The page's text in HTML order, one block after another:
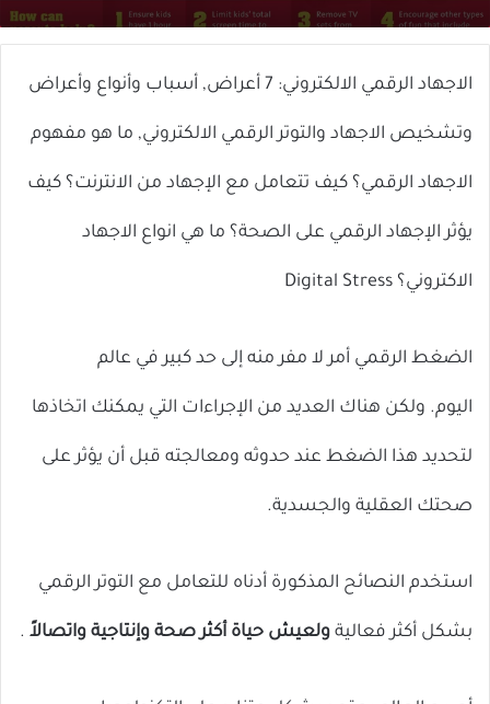
X
إلكترونيا
الاجهاد الرقمي الالكتروني: 7 أعراض, أسباب وأنواع وأعراض
وتشخيص الاجهاد والتوتر الرقمي الالكتروني, ما هو مفهوم
الاجهاد الرقمي؟ كيف تتعامل مع الإجهاد من الانترنت؟ كيف
يؤثر الإجهاد الرقمي على الصحة؟ ما هي انواع الاجهاد
الاكتروني؟ Digital Stress
الضغط الرقمي أمر لا مفر منه إلى حد كبير في عالم
اليوم. ولكن هناك العديد من الإجراءات التي يمكنك اتخاذها
لتحديد هذا الضغط عند حدوثه ومعالجته قبل أن يؤثر على
صحتك العقلية والجسدية.
استخدم النصائح المذكورة أدناه للتعامل مع التوتر الرقمي
بشكل أكثر فعالية ولعيش حياة أكثر صحة وإنتاجية واتصالاً .